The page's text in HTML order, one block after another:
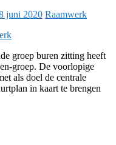
juni 2020 Raamwerk
groep buren zitting heeft
groep. De voorlopige
als doel de centrale
in kaart te brengen